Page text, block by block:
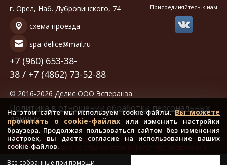
г. Орел, Наб. Дубровинского, 74
схема проезда
spa-delice@mail.ru
+7 (960) 653-38-
38 / +7 (4862) 73-52-88
Присоединяйтесь к нам
© 2016-2026 Делис ООО Эсперанза
Политика в отношении обработки персональных
данных
18+ ПЕРЕД ПРОХОЖДЕНИЕМ ЛЮБЫХ ПРОЦЕДУР НЕОБХОДИМО
ПРОКОНСУЛЬТИРОВАТЬСЯ СО СПЕЦИАЛИСТОМ, ИМЕЮТСЯ ПРОТИВОПОКАЗАНИЯ
На этом сайте мы используем cookie-файлы.Вы можете
прочитать о cookie-файлах или изменить настройки
браузера. Продолжая пользоваться сайтом без изменения
настроек, вы даете согласие на использование ваших
cookie-файлов.
Все собранные при помощи